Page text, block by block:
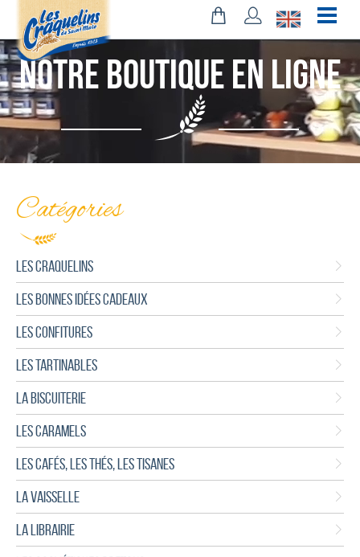
Notre boutique en ligne
Catégories
LES CRAQUELINS
LES BONNES IDÉES CADEAUX
LES CONFITURES
LES TARTINABLES
LA BISCUITERIE
LES CARAMELS
LES CAFÉS, LES THÉS, LES TISANES
LA VAISSELLE
LA LIBRAIRIE